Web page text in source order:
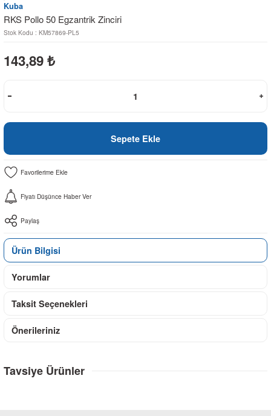
Kuba
RKS Pollo 50 Egzantrik Zinciri
Stok Kodu : KM57869-PL5
143,89 ₺
Sepete Ekle
Fiyatı Düşünce Haber Ver
Paylaş
Ürün Bilgisi
Yorumlar
Taksit Seçenekleri
Önerileriniz
Tavsiye Ürünler